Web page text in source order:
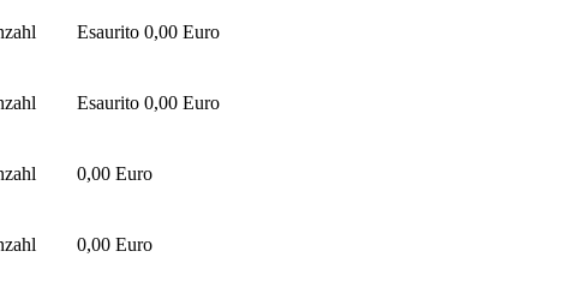
Esaurito 0,00 Euro
Esaurito 0,00 Euro
0,00 Euro
0,00 Euro